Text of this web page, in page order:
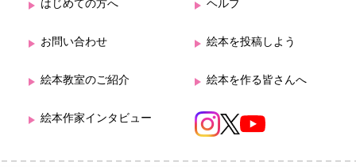
はじめての方へ ヘルプ
お問い合わせ 絵本を投稿しよう
絵本教室のご紹介 絵本を作る皆さんへ
絵本作家インタビュー